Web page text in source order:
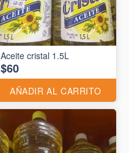
Aceite cristal 1.5L
$60
AÑADIR AL CARRITO